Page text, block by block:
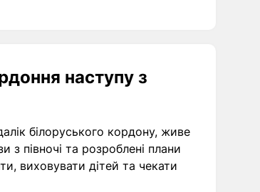
наступу з
білоруського кордону, живе
півночі та розроблені плани
виховувати дітей та чекати